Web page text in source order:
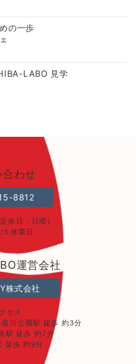
の一歩
LABO 見学
合わせ
8812
休日：日曜）
休業日
運営会社
株式会社
セス
葭川公園駅 徒歩 約3分
駅 徒歩 約7分
徒歩 約9分